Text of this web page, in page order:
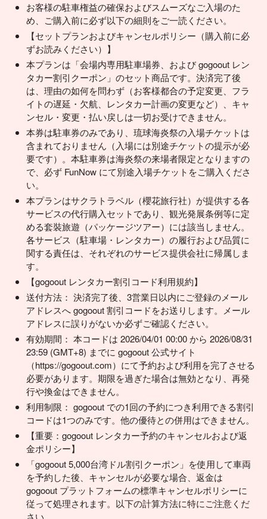
お客様の駐車権益の確保およびスムーズなご入場のた
め、ご購入前に必ず以下の細則をご一読ください。
【セットプランおよびキャンセルポリシー（購入前に必
ずお読みください）】
本プランは「会場内専用駐車場券、および gogoout レン
タカー割引クーポン」のセット商品です。決済完了後
は、理由の如何を問わず（お客様都合の予定変更、フラ
イトの遅延・欠航、レンタカー計画の変更など）、キャ
ンセル・変更・払い戻しは一切お受けできません。
本券は駐車券のみであり、琉球海炎祭の入場チケットは
含まれておりません（入場には別途チケットの提示が必
要です）。本駐車券は海炎祭の来場者限定となりますの
で、必ず FunNow にて別途入場チケットをご購入くださ
い。
本プランはサクラトラベル（櫻花旅行社）が提供する各
サービスの代行購入セットであり、観光発展条例等に定
める套裝旅遊（パッケージツアー）には該当しません。
各サービス（駐車場・レンタカー）の履行および品質に
関する責任は、それぞれのサービス提供会社に帰属しま
す。
【gogoout レンタカー割引コード利用規約】
送付方法： 決済完了後、3営業日以内にご登録のメール
アドレスへ gogoout 割引コードをお送りします。メール
アドレスに誤りがないか必ずご確認ください。
有効期間： 本コードは 2026/04/01 00:00 から 2026/08/31
23:59 (GMT+8) までに gogoout 公式サイト
（https://gogoout.com）にて予約および利用を完了させる
必要があります。期限を過ぎた場合は無効となり、再発
行や換金はできません。
利用制限： gogoout での1回の予約につき利用できる割引
コードは1つのみです。他の優待との併用はできません。
【重要：gogoout レンタカー予約のキャンセルおよび返
金ポリシー】
「gogoout 5,000台湾ドル割引クーポン」を使用して車両
を予約した後、キャンセルが必要な場合、返金は
gogoout プラットフォームの標準キャンセルポリシーに
従って処理されます。以下の計算方法に特にご注意くだ
さい。